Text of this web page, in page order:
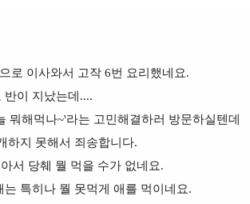
로 이사와서 고작 6번 요리했네요.
반이 지났는데....
뭐해먹나~'라는 고민해결하러 방문하실텐데
하지 못해서 죄송합니다.
서 당췌 뭘 먹을 수가 없네요.
특히나 뭘 못먹게 애를 먹이네요.